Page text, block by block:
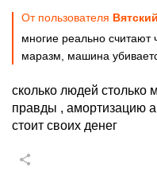
От пользователя
многие реально
маразм, машина
сколько людей столько
правды , амортизацию
стоит своих денег